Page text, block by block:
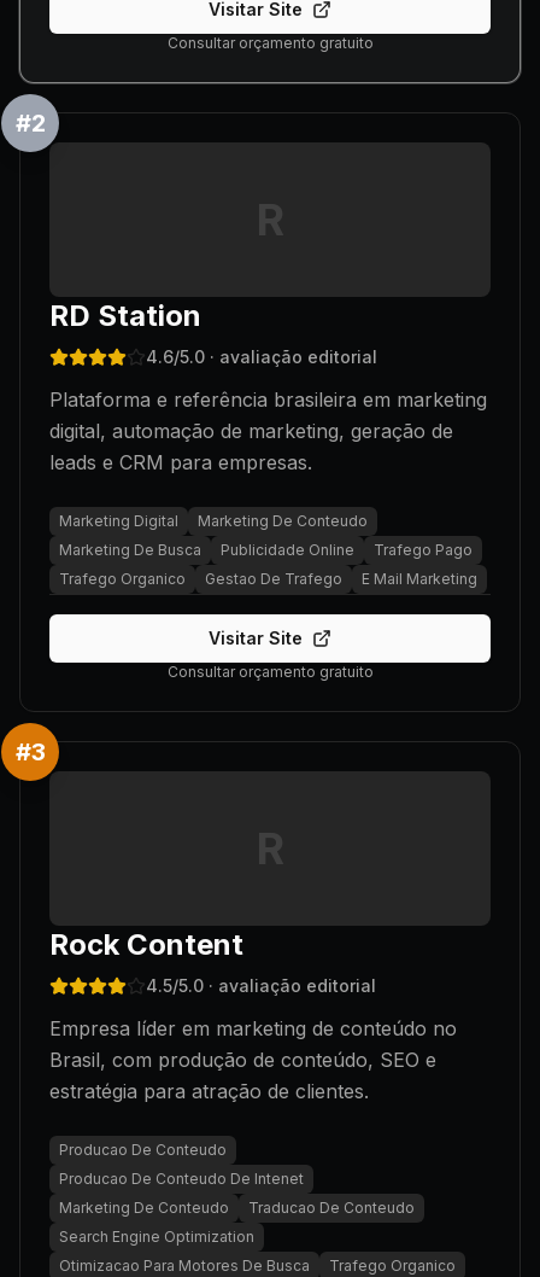
Visitar Site
Consultar orçamento gratuito
#2
R
RD Station
4.6/5.0 · avaliação editorial
Plataforma e referência brasileira em marketing
digital, automação de marketing, geração de
leads e CRM para empresas.
Marketing Digital
Marketing De Conteudo
Marketing De Busca
Publicidade Online
Trafego Pago
Trafego Organico
Gestao De Trafego E Mail Marketing
Visitar Site
Consultar orçamento gratuito
#3
R
Rock Content
4.5/5.0 · avaliação editorial
Empresa líder em marketing de conteúdo no
Brasil, com produção de conteúdo, SEO e
estratégia para atração de clientes.
Producao De Conteudo
Producao De Conteudo De Intenet
Marketing De Conteudo
Traducao De Conteudo
Search Engine Optimization
Otimizacao Para Motores De Busca
Trafego Organico